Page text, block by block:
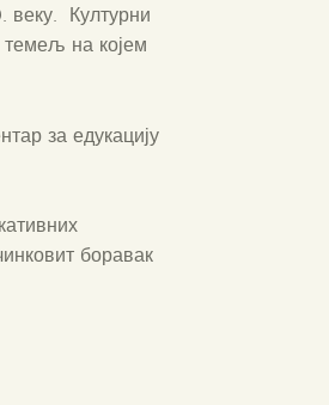
веку. Културни
темељ на којем
за едукацију
боравак